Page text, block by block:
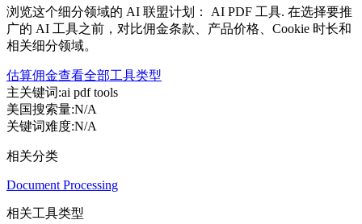
浏览这个细分领域的 AI 联盟计划： AI PDF 工具. 在选择要推
广的 AI 工具之前，对比佣金条款、产品价格、Cookie 时长和
相关细分领域。
估算佣金查看全部工具类型
主关键词:ai pdf tools
美国搜索量:N/A
关键词难度:N/A
相关分类
Document Processing
相关工具类型